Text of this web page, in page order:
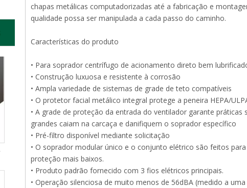
chapas metálicas computadorizadas até a fabricação e
qualidade possa ser manipulada a cada passo do caminho.
Características do produto
• Para soprador centrífugo de acionamento direto bem
• Construção luxuosa e resistente à corrosão
• Ampla variedade de sistemas de grade de teto compatíveis
• O protetor facial metálico integral protege a peneira HEPA/
• A grade de proteção da entrada do ventilador garante
grandes caiam na carcaça e danifiquem o soprador específico
• Pré-filtro disponível mediante solicitação
• O soprador modular único e o conjunto elétrico são feitos
proteção mais baixos.
• Produto padrão fornecido com 3 fios elétricos principais.
• Operação silenciosa de muito menos de 56dBA (medido a